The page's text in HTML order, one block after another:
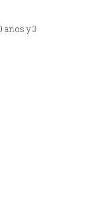
años y 3